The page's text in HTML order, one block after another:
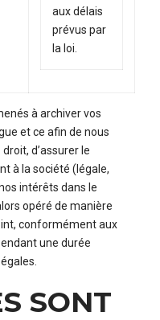
aux délais
prévus par
la loi.
à archiver vos
et ce afin de nous
d’assurer le
à la société (légale,
intérêts dans le
opéré de manière
conformément aux
une durée
SONT